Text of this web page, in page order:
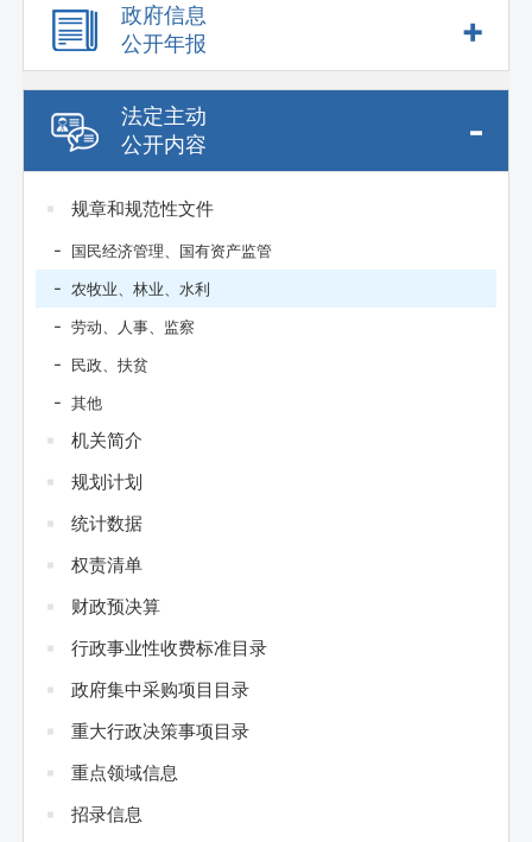
政府信息
公开年报
+
法定主动
公开内容
-
规章和规范性文件
国民经济管理、国有资产监管
农牧业、林业、水利
劳动、人事、监察
民政、扶贫
其他
机关简介
规划计划
统计数据
权责清单
财政预决算
行政事业性收费标准目录
政府集中采购项目目录
重大行政决策事项目录
重点领域信息
招录信息